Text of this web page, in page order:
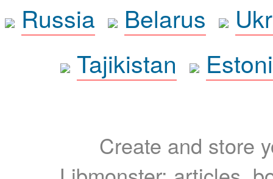
Russia
Belarus
Tajikistan
Create and store